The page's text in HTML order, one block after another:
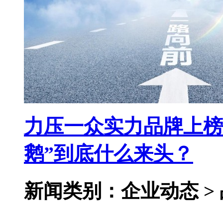
力压一众实力品牌上
鹅”到底什么来头？
新闻类别：企业动态 >